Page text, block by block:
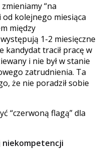
“na
od kolejnego miesiąca
między
1-2 miesięczne
kandydat tracił pracę w
i nie był w stanie
zatrudnienia. Ta
że nie poradził sobie
“czerwoną flagą” dla
niekompetencji